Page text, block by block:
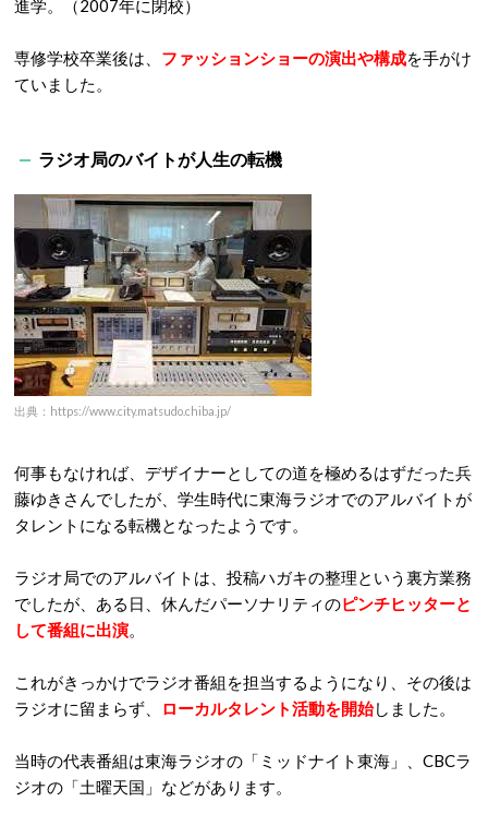
進学。（2007年に閉校）
専修学校卒業後は、 ファッションショーの演出や構成を手がけ
ていました。
ラジオ局のバイトが人生の転機
出典：https://www.city.matsudo.chiba.jp/
何事もなければ、デザイナーとしての道を極めるはずだった兵
藤ゆきさんでしたが、学生時代に東海ラジオでのアルバイトが
タレントになる転機となったようです。
ラジオ局でのアルバイトは、投稿ハガキの整理という裏方業務
でしたが、ある日、休んだパーソナリティのピンチヒッターと
して番組に出演。
これがきっかけでラジオ番組を担当するようになり、その後は
ラジオに留まらず、
ローカルタレント活動を開始しました。
当時の代表番組は東海ラジオの「ミッドナイト東海」、CBCラ
ジオの「土曜天国」などがあります。